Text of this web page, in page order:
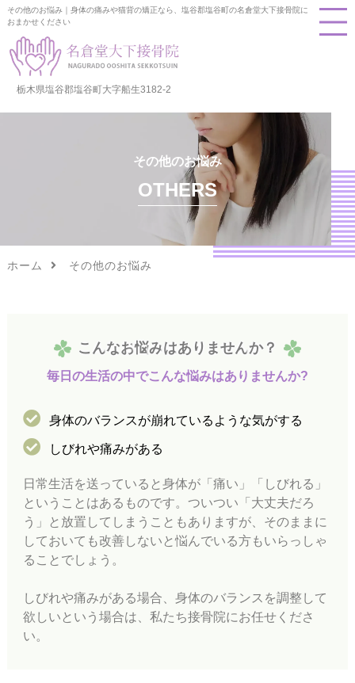
その他のお悩み｜身体の痛みや猫背の矯正なら、塩谷郡塩谷町の名倉堂大下接骨院に
おまかせください
栃木県塩谷郡塩谷町大字船生3182-2
その他のお悩み
OTHERS
ホーム その他のお悩み
こんなお悩みはあ り ませんか？
毎日 の生活の中でこ んな悩みはあり ませんか?
身体のバランスが崩れているような気がする
しびれや痛みがある
日常生活を送っていると身体が「痛い」「しびれる」
ということはあるものです。ついつい「大丈夫だろ
う」と放置してしまうこともありますが、そのままに
しておいても改善しないと悩んでいる方もいらっしゃ
ることでしょう。
しびれや痛みがある場合、身体のバランスを調整して
欲しいという場合は、私たち接骨院にお任せくださ
い。